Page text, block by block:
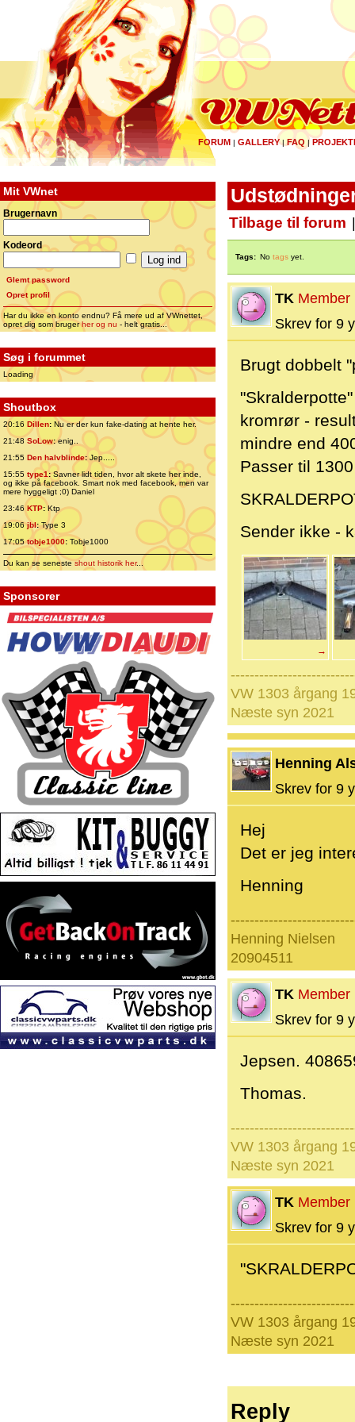
FORUM | GALLERY|FAQ |
Mit VWnet
Brugernavn
Kodeord
Glemt password
Opret profil
Har du ikke en konto endnu? Få mere ud af VWnettet,
opret dig som brugerher og nu - helt gratis...
Søg i forummet
Loading
Shoutbox
20:16 Dillen: Nu er der kun fake-dating at hente her.
21:48 SoLow:enig..
21:55 Den halvblinde:Jep.....
15:55 type1:Savner lidt tiden, hvor alt skete her inde,
og ikke på facebook. Smart nok med facebook, men var
mere hyggeligt ;0) Daniel
23:46 KTP:Ktp
19:06jbl:Type 3
17:05tobje1000: Tobje1000
Du kan se senesteshout historik her...
Sponsorer
Tilbage til forum
Tags: No tags yet.
TK Member
Skrev for 9
Brugt dobbelt
kromrør -
mindre end
Passer til
Sender ikke -
→
VW 1303 årgang
Næste syn 2021
Henning
Skrev for 9
Hej
Det er jeg
Henning
Henning Nielsen
20904511
TK Member
Skrev for 9
Jepsen.
Thomas.
VW 1303 årgang
Næste syn 2021
TK Member
Skrev for 9
VW 1303 årgang
Næste syn 2021
Reply